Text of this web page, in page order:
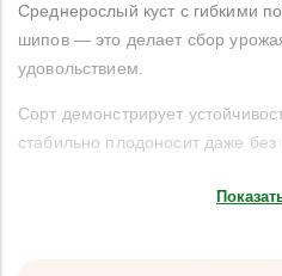
Среднерослый куст с гибкими
шипов — это делает сбор
удовольствием.
Сорт демонстрирует
стабильно плодоносит даже без